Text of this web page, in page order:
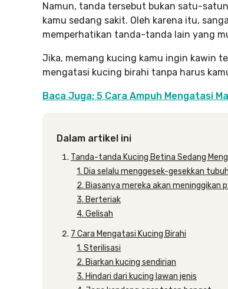
Namun, tanda tersebut bukan satu-
kamu sedang sakit. Oleh karena itu,
memperhatikan tanda-tanda lain yang
Jika, memang kucing kamu ingin kawin
mengatasi kucing birahi tanpa harus
Baca Juga: 5 Cara Ampuh Mengatasi
Dalam artikel ini
Tanda-tanda Kucing Betina Sedang
1. Dia selalu menggesek-gesekkan tubuh
2. Biasanya mereka akan meninggikan
3. Berteriak
4. Gelisah
7 Cara Mengatasi Kucing Birahi
1. Sterilisasi
2. Biarkan kucing sendirian
3. Hindari dari kucing lawan jenis